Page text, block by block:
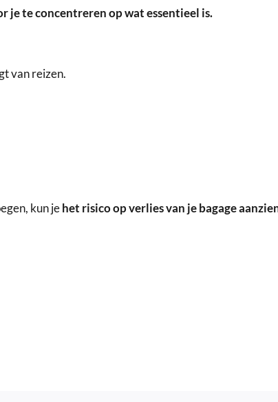
je te concentreren op wat essentieel is.
van reizen.
kun jehet risico op verlies van je bagage